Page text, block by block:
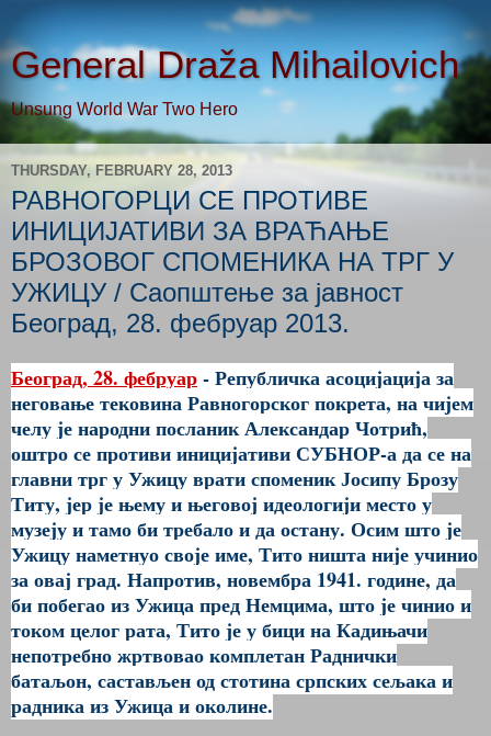
General Draža Mihailovich
Unsung World War Two Hero
THURSDAY, FEBRUARY 28, 2013
РАВНОГОРЦИ СЕ ПРОТИВЕ
ИНИЦИЈАТИВИ ЗА ВРАЋАЊЕ
БРОЗОВОГ СПОМЕНИКА НА ТРГ У
УЖИЦУ / Саопштење за јавност
Београд, 28. фебруар 2013.
Београд, 28. фебруар- Републичка асоцијација за
неговање тековина Равногорског покрета, на чијем
челу је народни посланик Александар Чотрић,
оштро се противи иницијативи СУБНОР-а да се на
главни трг у Ужицу врати споменик Јосипу Брозу
Титу, јер је њему и његовој идеологији место у
музеју и тамо би требало и да остану. Осим што је
Ужицу наметнуо своје име, Тито ништа није учинио
за овај град. Напротив, новембра 1941. године, да
би побегао из Ужица пред Немцима, што је чинио и
током целог рата, Тито је у бици на Кадињачи
непотребно жртвовао комплетан Раднички
батаљон, састављен од стотина српских сељака и
радника из Ужица и околине.